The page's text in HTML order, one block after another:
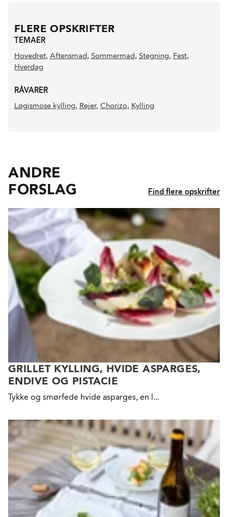
FLERE OPSKRIFTER
TEMAER
Hovedret, Aftensmad, Sommermad, Stegning, Fest,
Hverdag
RÅVARER
Løgismose kylling, Rejer, Chorizo, Kylling
ANDRE
FORSLAG
Find flere opskrifter
GRILLET KYLLING, HVIDE ASPARGES,
ENDIVE OG PISTACIE
Tykke og smørfede hvide asparges, en l...